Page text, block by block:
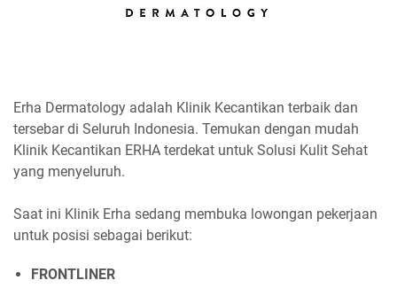
Erha Dermatology adalah Klinik Kecantikan terbaik dan
tersebar di Seluruh Indonesia. Temukan dengan mudah
Klinik Kecantikan ERHA terdekat untuk Solusi Kulit Sehat
yang menyeluruh.
Saat ini Klinik Erha sedang membuka lowongan pekerjaan
untuk posisi sebagai berikut:
FRONTLINER